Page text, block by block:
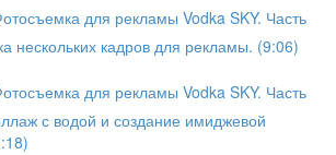
для рекламы Vodka SKY. Часть
нескольких кадров для рекламы. (9:06)
для рекламы Vodka SKY. Часть
с водой и создание имиджевой